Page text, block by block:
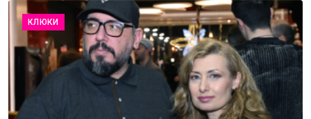
КЛЮКИ